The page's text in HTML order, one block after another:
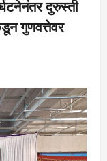
दुरुस्ती
गुणवत्तेवर